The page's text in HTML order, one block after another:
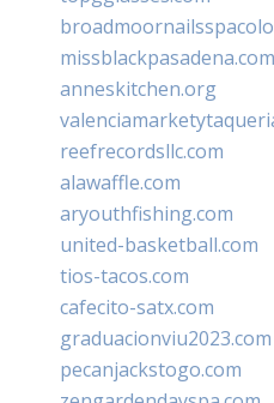
missblackpasadena.com
anneskitchen.org
reefrecordsllc.com
alawaffle.com
aryouthfishing.com
united-basketball.com
tios-tacos.com
cafecito-satx.com
graduacionviu2023.com
pecanjackstogo.com